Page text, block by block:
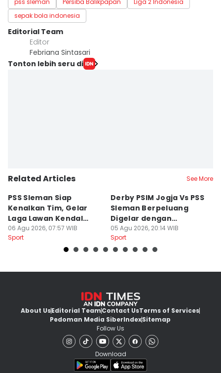
pss sleman Persiba Balikpapan
Liga 2 Indonesia
sepak bola indonesia
Editorial Team
Editor
Febriana Sintasari
Tonton lebih seru di
Related Articles See More
PSS Sleman Siap
Kenalkan Tim, Gelar
Laga Lawan Kendal
Tornado FC
06 Agu 2026, 07:57 WIB
Sport
Derby PSIM Jogja Vs PSS
Sleman Berpeluang
Digelar dengan
Penonton
05 Agu 2026, 20:14 WIB
Sport
About UsEditorial TeamContact UsTerms of Services
Pedoman Media SiberIndexSitemap
Follow Us
Download